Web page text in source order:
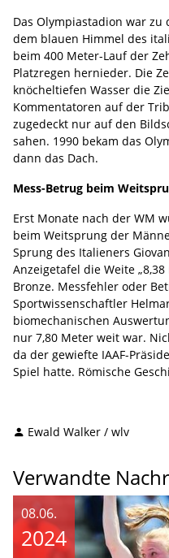
Das Olympiastadion war zu
dem blauen Himmel des
beim 400 Meter-Lauf der
Platzregen hernieder. Die
knöcheltiefen Wasser die
Kommentatoren auf der
zugedeckt nur auf den
sahen. 1990 bekam das
dann das Dach.
Mess-Betrug beim
Erst Monate nach der WM
beim Weitsprung der
Sprung des Italieners
Anzeigetafel die Weite
Bronze. Messfehler oder
Sportwissenschaftler
biomechanischen
nur 7,80 Meter weit war.
da der gewiefte IAAF-
Spiel hatte. Römische
Ewald Walker / wlv
Verwandte
08.06.
2024